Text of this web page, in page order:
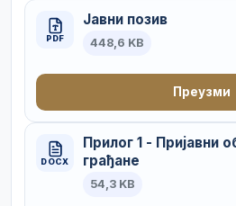
PDF
Јавни позив
448,6 KB
Преузми
DOCX
Прилог 1 - Пријавни
грађане
54,3 KB